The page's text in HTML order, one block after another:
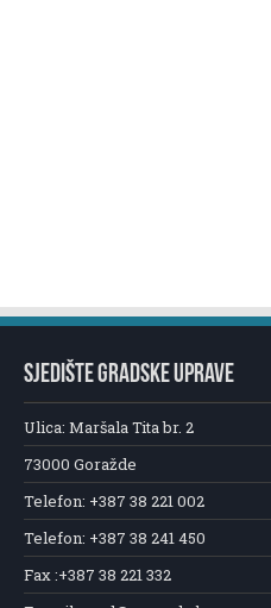
SJEDIŠTE GRADSKE UPRAVE
Ulica: Maršala Tita br. 2
73000 Goražde
Telefon: +387 38 221 002
Telefon: +387 38 241 450
Fax :+387 38 221 332